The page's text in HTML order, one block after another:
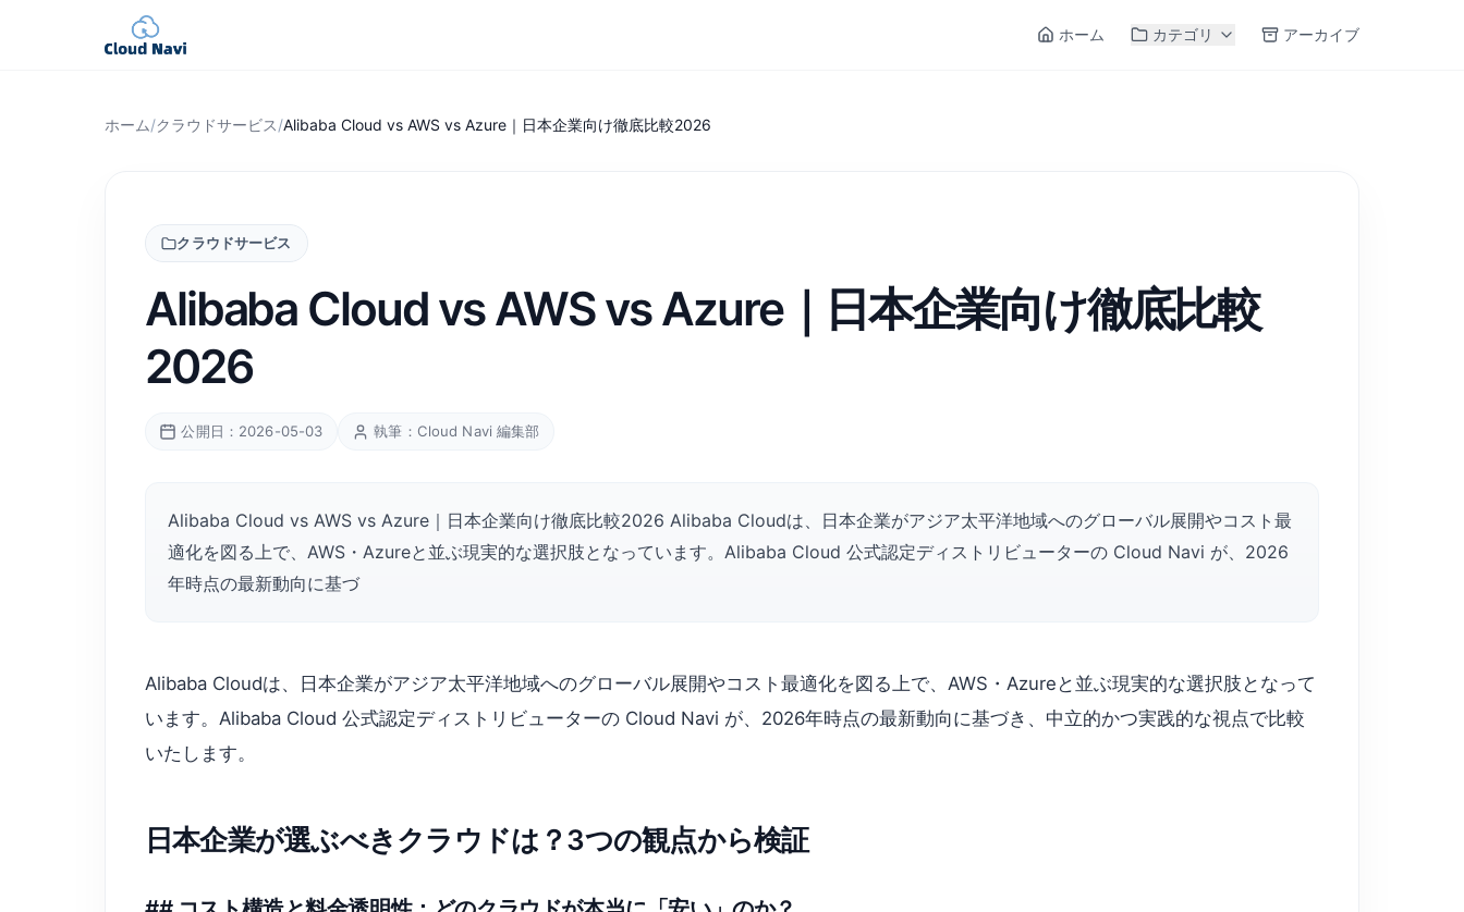
ホーム カテゴリ アーカイブ
ホーム/クラウドサービス/Alibaba Cloud vs AWS vs Azure｜日本企業向け徹底比較2026
クラウドサービス
Alibaba Cloud vs AWS vs Azure｜日本企業向け徹底比較
2026
公開日：2026-05-03 執筆：Cloud Navi 編集部
Alibaba Cloud vs AWS vs Azure｜日本企業向け徹底比較2026 Alibaba Cloudは、日本企業がアジア太平洋地域へのグローバル展開やコスト最
適化を図る上で、AWS・Azureと並ぶ現実的な選択肢となっています。Alibaba Cloud 公式認定ディストリビューターの Cloud Navi が、2026
年時点の最新動向に基づ
Alibaba Cloudは、日本企業がアジア太平洋地域へのグローバル展開やコスト最適化を図る上で、AWS・Azureと並ぶ現実的な選択肢となって
います。Alibaba Cloud 公式認定ディストリビューターの Cloud Navi が、2026年時点の最新動向に基づき、中立的かつ実践的な視点で比較
いたします。
日本企業が選ぶべきクラウドは？3つの観点から検証